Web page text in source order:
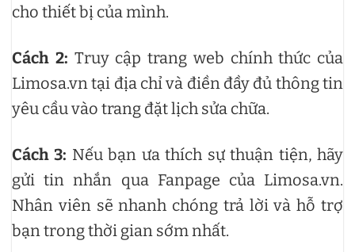
cho thiết bị của mình.
Cách 2: Truy cập trang web chính thức của
Limosa.vn tại địa chỉ và điền đầy đủ thông tin
yêu cầu vào trang đặt lịch sửa chữa.
Cách 3: Nếu bạn ưa thích sự thuận tiện, hãy
gửi tin nhắn qua Fanpage của Limosa.vn.
Nhân viên sẽ nhanh chóng trả lời và hỗ trợ
bạn trong thời gian sớm nhất.